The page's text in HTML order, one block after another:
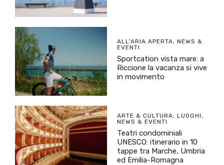
ALL'ARIA APERTA, NEWS &
EVENTI
Sportcation vista mare: a
Riccione la vacanza si vive
in movimento
ARTE & CULTURA, LUOGHI,
NEWS & EVENTI
Teatri condominiali
UNESCO: itinerario in 10
tappe tra Marche, Umbria
ed Emilia-Romagna